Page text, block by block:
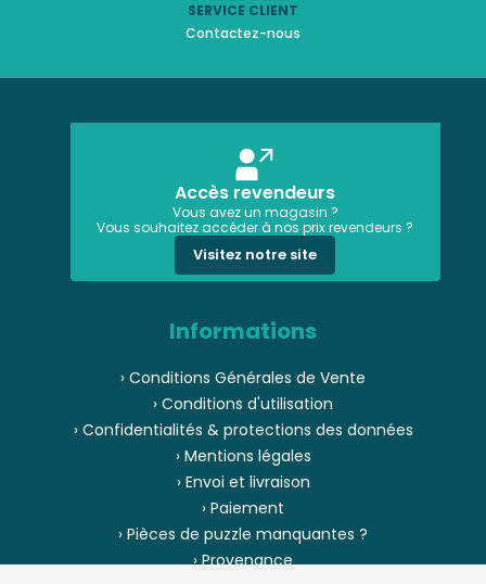
SERVICE CLIENT
Contactez-nous
Accès revendeurs
Vous avez un magasin ?
Vous souhaitez accéder à nos prix revendeurs ?
Visitez notre site
Informations
› Conditions Générales de Vente
› Conditions d'utilisation
› Confidentialités & protections des données
› Mentions légales
› Envoi et livraison
› Paiement
› Pièces de puzzle manquantes ?
› Provenance